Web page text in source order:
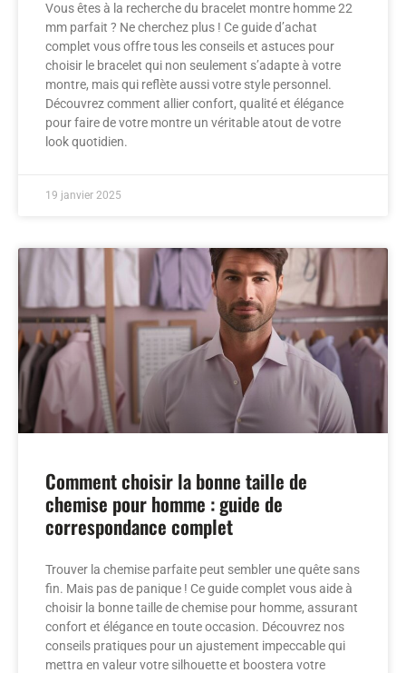
Vous êtes à la recherche du bracelet montre homme 22
mm parfait ? Ne cherchez plus ! Ce guide d’achat
complet vous offre tous les conseils et astuces pour
choisir le bracelet qui non seulement s’adapte à votre
montre, mais qui reflète aussi votre style personnel.
Découvrez comment allier confort, qualité et élégance
pour faire de votre montre un véritable atout de votre
look quotidien.
19 janvier 2025
Comment choisir la bonne taille de
chemise pour homme : guide de
correspondance complet
Trouver la chemise parfaite peut sembler une quête sans
fin. Mais pas de panique ! Ce guide complet vous aide à
choisir la bonne taille de chemise pour homme, assurant
confort et élégance en toute occasion. Découvrez nos
conseils pratiques pour un ajustement impeccable qui
mettra en valeur votre silhouette et boostera votre